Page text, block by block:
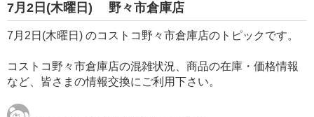
7月2日(木曜日) 野々市倉庫店
7月2日(木曜日) のコストコ野々市倉庫店のトピックです。
コストコ野々市倉庫店の混雑状況、商品の在庫・価格情報
など、皆さまの情報交換にご利用下さい。